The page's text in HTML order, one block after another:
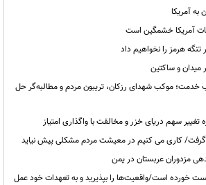
آمریکا
آمریکا خشمگین است
هرمز را نخواهیم داد
و ساکتین
موکب شهدای رزکان، تریبون مردم و مطالبه‌گر حل
تغییر سهم دریای خزر و مخالفت با واگذاری امتیاز
کار گرفت/ کاری می کنیم در معیشت مردم مشکلی پیش نیاید
مزدوران عربستان در یمن
خورده است/واقعیت‌ها را بپذیرید و به تعهدات خود عمل